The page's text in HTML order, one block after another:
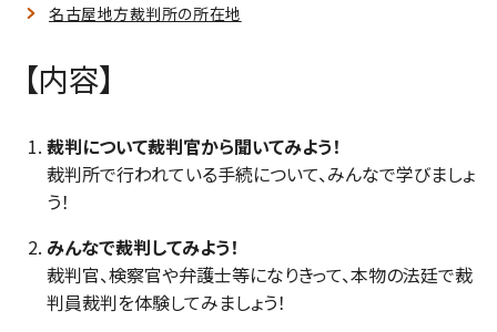
名古屋地方裁判所の所在地
【内容】
裁判について裁判官から聞いてみよう！
裁判所で行われている手続について、みんなで学びましょ
う！
みんなで裁判してみよう！
裁判官、検察官や弁護士等になりきって、本物の法廷で裁
判員裁判を体験してみましょう！